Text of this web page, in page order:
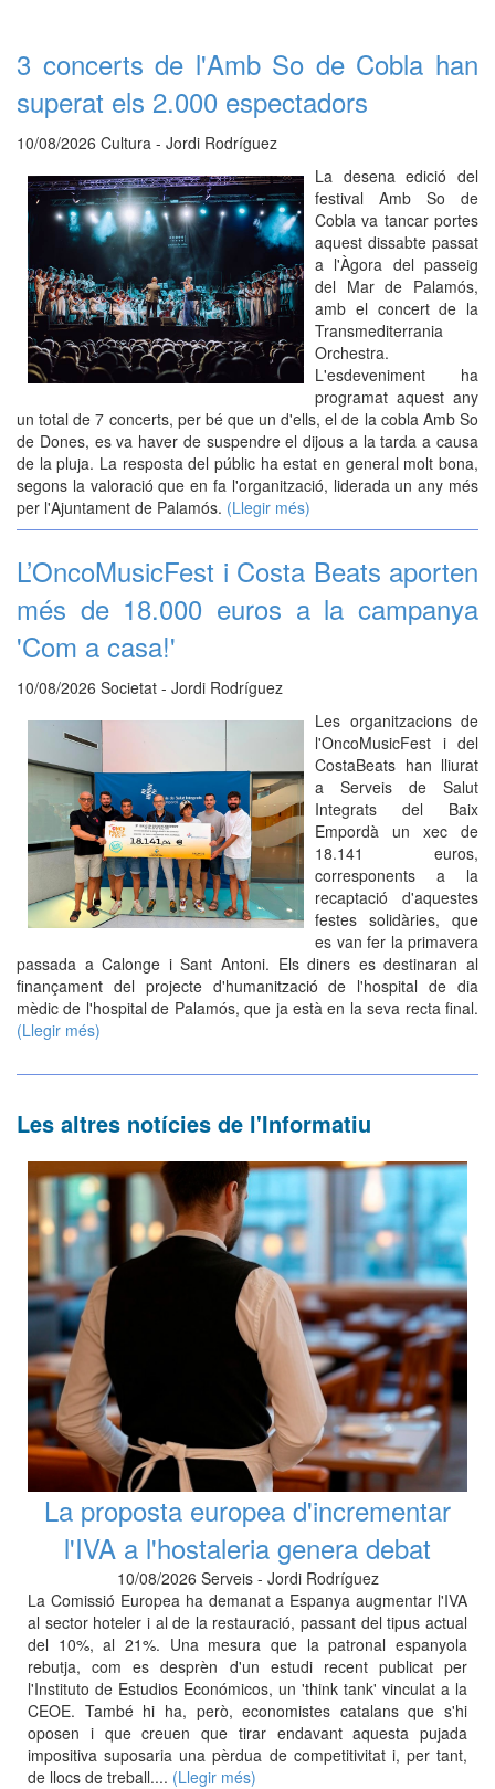
3 concerts de l'Amb So de Cobla han
superat els 2.000 espectadors
10/08/2026 Cultura - Jordi Rodríguez
La desena edició del
festival Amb So de
Cobla va tancar portes
aquest dissabte passat
a l'Àgora del passeig
del Mar de Palamós,
amb el concert de la
Transmediterrania
Orchestra.
L'esdeveniment ha
programat aquest any
un total de 7 concerts, per bé que un d'ells, el de la cobla Amb So
de Dones, es va haver de suspendre el dijous a la tarda a causa
de la pluja. La resposta del públic ha estat en general molt bona,
segons la valoració que en fa l'organització, liderada un any més
per l'Ajuntament de Palamós. (Llegir més)
L’OncoMusicFest i Costa Beats aporten
més de 18.000 euros a la campanya
'Com a casa!'
10/08/2026 Societat - Jordi Rodríguez
Les organitzacions de
l'OncoMusicFest i del
CostaBeats han lliurat
a Serveis de Salut
Integrats del Baix
Empordà un xec de
18.141 euros,
corresponents a la
recaptació d'aquestes
festes solidàries, que
es van fer la primavera
passada a Calonge i Sant Antoni. Els diners es destinaran al
finançament del projecte d'humanització de l'hospital de dia
mèdic de l'hospital de Palamós, que ja està en la seva recta final.
(Llegir més)
Les altres notícies de l'Informatiu
La proposta europea d'incrementar
l'IVA a l'hostaleria genera debat
10/08/2026 Serveis - Jordi Rodríguez
La Comissió Europea ha demanat a Espanya augmentar l'IVA
al sector hoteler i al de la restauració, passant del tipus actual
del 10%, al 21%. Una mesura que la patronal espanyola
rebutja, com es desprèn d'un estudi recent publicat per
l'Instituto de Estudios Económicos, un 'think tank' vinculat a la
CEOE. També hi ha, però, economistes catalans que s'hi
oposen i que creuen que tirar endavant aquesta pujada
impositiva suposaria una pèrdua de competitivitat i, per tant,
de llocs de treball.... (Llegir més)